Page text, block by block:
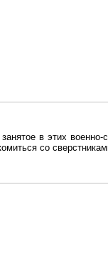
в этих военно-
со